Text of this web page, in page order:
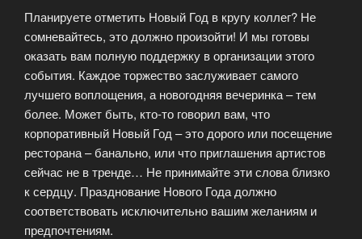
Планируете отметить Новый Год в кругу коллег? Не
сомневайтесь, это должно произойти! И мы готовы
оказать вам полную поддержку в организации этого
события. Каждое торжество заслуживает самого
лучшего воплощения, а новогодняя вечеринка – тем
более. Может быть, кто-то говорил вам, что
корпоративный Новый Год – это дорого или посещение
ресторана – банально, или что приглашения артистов
сейчас не в тренде… Не принимайте эти слова близко
к сердцу. Празднование Нового Года должно
соответствовать исключительно вашим желаниям и
предпочтениям.